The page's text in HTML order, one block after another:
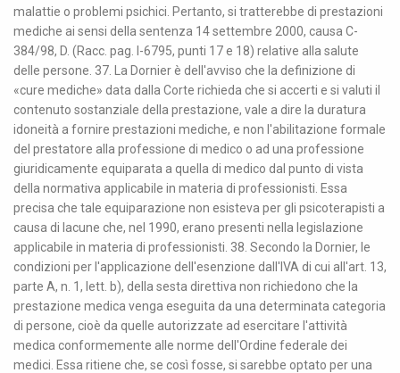
malattie o problemi psichici. Pertanto, si tratterebbe di prestazioni
mediche ai sensi della sentenza 14 settembre 2000, causa C-
384/98, D. (Racc. pag. I-6795, punti 17 e 18) relative alla salute
delle persone. 37. La Dornier è dell'avviso che la definizione di
«cure mediche» data dalla Corte richieda che si accerti e si valuti il
contenuto sostanziale della prestazione, vale a dire la duratura
idoneità a fornire prestazioni mediche, e non l'abilitazione formale
del prestatore alla professione di medico o ad una professione
giuridicamente equiparata a quella di medico dal punto di vista
della normativa applicabile in materia di professionisti. Essa
precisa che tale equiparazione non esisteva per gli psicoterapisti a
causa di lacune che, nel 1990, erano presenti nella legislazione
applicabile in materia di professionisti. 38. Secondo la Dornier, le
condizioni per l'applicazione dell'esenzione dall'IVA di cui all'art. 13,
parte A, n. 1, lett. b), della sesta direttiva non richiedono che la
prestazione medica venga eseguita da una determinata categoria
di persone, cioè da quelle autorizzate ad esercitare l'attività
medica conformemente alle norme dell'Ordine federale dei
medici. Essa ritiene che, se così fosse, si sarebbe optato per una